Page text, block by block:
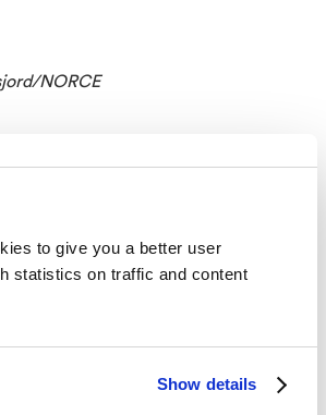
to give you a better user
statistics on traffic and content
Show details
NORCE
er verdens første passasjerfly med
og avansert
fjernmålingsdata i tillegg til